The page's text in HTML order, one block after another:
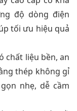
độ dòng điện
tối ưu hiệu quả
chất liệu bền, an
thép không gỉ
nhẹ, dễ cầm